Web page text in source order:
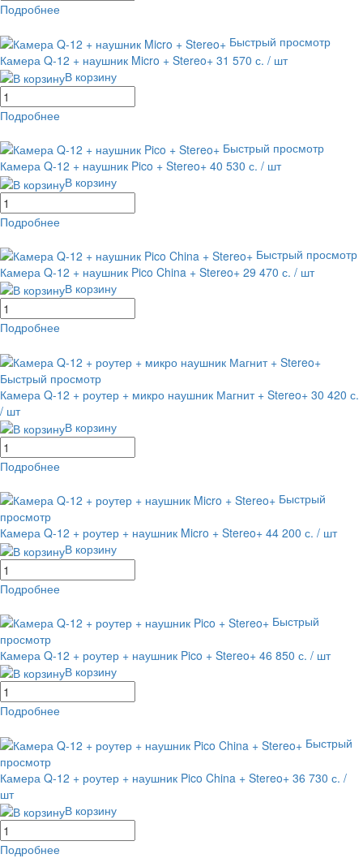
Подробнее
Быстрый просмотр
Камера Q-12 + наушник Micro + Stereo+ 31 570 с. / шт
В корзину
Подробнее
Быстрый просмотр
Камера Q-12 + наушник Pico + Stereo+ 40 530 с. / шт
В корзину
Подробнее
Быстрый просмотр
Камера Q-12 + наушник Pico China + Stereo+ 29 470 с. / шт
В корзину
Подробнее
Быстрый просмотр
Камера Q-12 + роутер + микро наушник Магнит + Stereo+ 30 420 с.
/ шт
В корзину
Подробнее
Быстрый
просмотр
Камера Q-12 + роутер + наушник Micro + Stereo+ 44 200 с. / шт
В корзину
Подробнее
Быстрый
просмотр
Камера Q-12 + роутер + наушник Pico + Stereo+ 46 850 с. / шт
В корзину
Подробнее
Быстрый
просмотр
Камера Q-12 + роутер + наушник Pico China + Stereo+ 36 730 с. /
шт
В корзину
Подробнее